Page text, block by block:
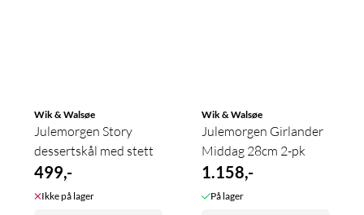
Wik & Walsøe
Julemorgen Story
dessertskål med stett
499,-
Ikke på lager
Wik & Walsøe
Julemorgen Girlander
Middag 28cm 2-pk
1.158,-
På lager